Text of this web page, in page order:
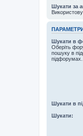
Шукати за
Шукати в
Оберіть
пошуку в
підфорумах.
Шукати в
Шукати: